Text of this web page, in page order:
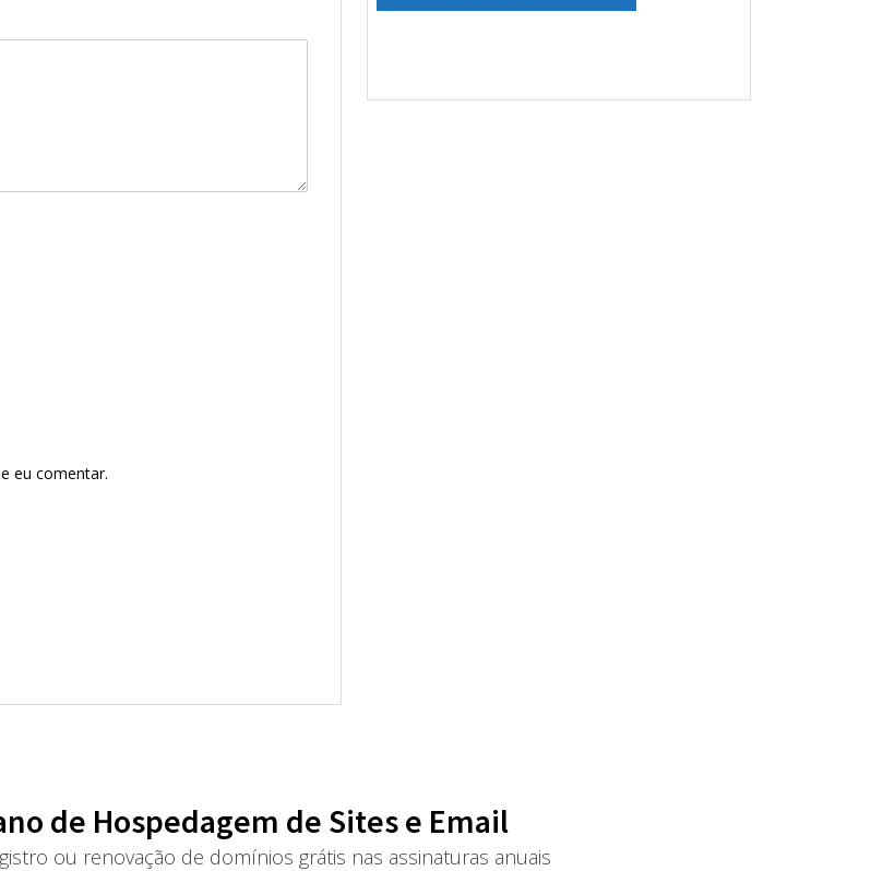
eu comentar.
de Hospedagem de Sites e Email
ou renovação de domínios grátis nas assinaturas anuais